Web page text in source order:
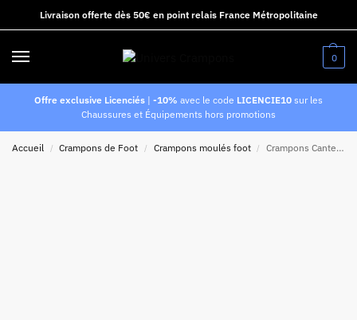
Livraison offerte dès 50€ en point relais France Métropolitaine
0
Offre exclusive Licenciés | -10% avec le code LICENCIE10 sur les
Chaussures et Équipements hors promotions
Accueil / Crampons de Foot / Crampons moulés foot / Crampons Canterbury CCC Phoenix Genesis Team FG AU Noir et violet